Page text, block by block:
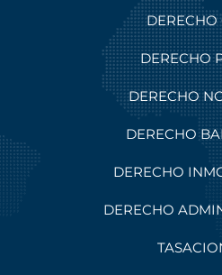
DERECHO
DERECHO
DERECHO
DERECHO
DERECHO
DERECHO